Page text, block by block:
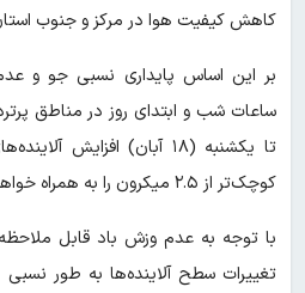
کاهش کیفیت هوا در مرکز و جنوب
بر این اساس پایداری نسبی جو و
تا یکشنبه (۱۸ آبان)
کوچک‌تر از ۲.۵ میکرون را به همراه خواهد داشت.
با توجه به عدم وزش باد قابل
تغییرات سطح آلاینده‌ها به طور